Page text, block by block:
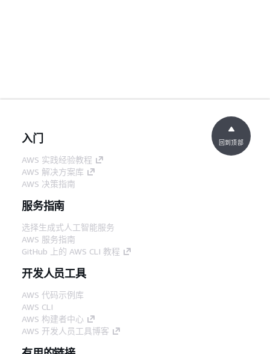
入门
AWS 实践经验教程
AWS 解决方案库
AWS 决策指南
服务指南
选择生成式人工智能服务
AWS 服务指南
GitHub 上的 AWS CLI 教程
开发人员工具
AWS 代码示例库
AWS CLI
AWS 构建者中心
AWS 开发人员工具博客
回到顶部